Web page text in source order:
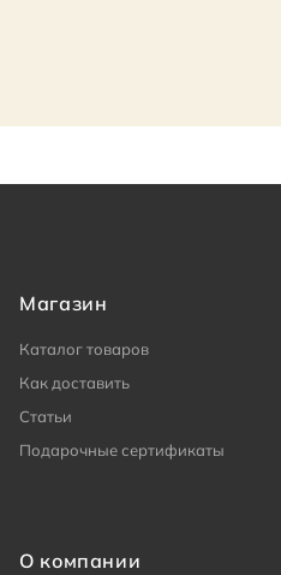
Магазин
Каталог товаров
Как доставить
Статьи
Подарочные сертификаты
О компании